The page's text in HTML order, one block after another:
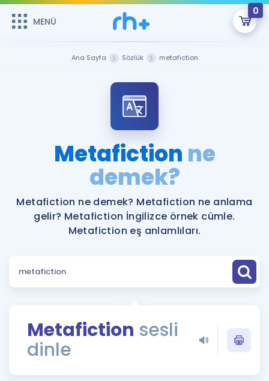
MENÜ
0
Şifremi Hatırlamıyorum
Sepetin Şu An Boş.
Remzi Hoca ile seni sınava hazırlayacak onlarca eğitim seni
bekliyor!
MENÜ
Katılımcı Görüşleri
Faydalı Araçlar
Ücretsiz Kaynaklar
ÖSYM Sınav Takvimi
Kampanyalar
İngilizce Gramer
Ana Sayfa Sözlük metafiction
Metafiction ne
demek?
Metafiction ne demek? Metafiction ne anlama
gelir? Metafiction İngilizce örnek cümle.
Metafiction eş anlamlıları.
Metafiction sesli
dinle